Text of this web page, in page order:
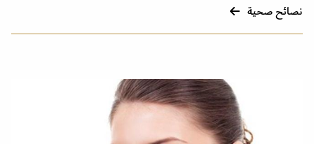
نصائح صحية